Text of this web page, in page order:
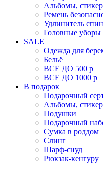
Альбомы,
Ремень
Удлинитель
Головные уборы
SALE
Одежда для
Бельё
ВСЕ ДО 500 р
ВСЕ ДО 1000 р
В подарок
Подарочный
Альбомы,
Подушки
Подарочный
Сумка в роддом
Слинг
Шарф-снуд
Рюкзак-кенгуру